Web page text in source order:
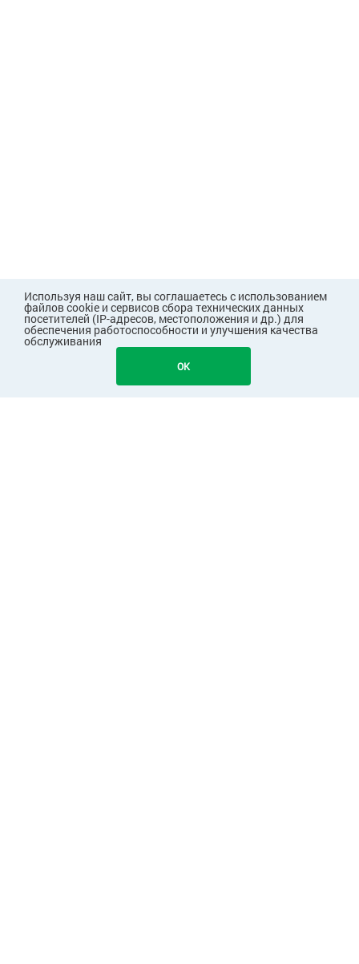
Используя наш сайт, вы соглашаетесь с использованием
файлов cookie и сервисов сбора технических данных
посетителей (IP-адресов, местоположения и др.) для
обеспечения работоспособности и улучшения качества
обслуживания
OK